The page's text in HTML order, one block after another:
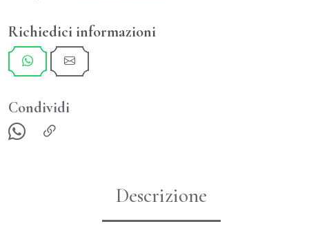
Richiedici informazioni
Condividi
Descrizione